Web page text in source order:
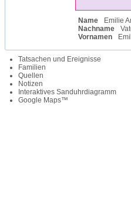
Name Emilie
Nachname
Vornamen
Tatsachen und Ereignisse
Familien
Quellen
Notizen
Interaktives Sanduhrdiagramm
Google Maps™